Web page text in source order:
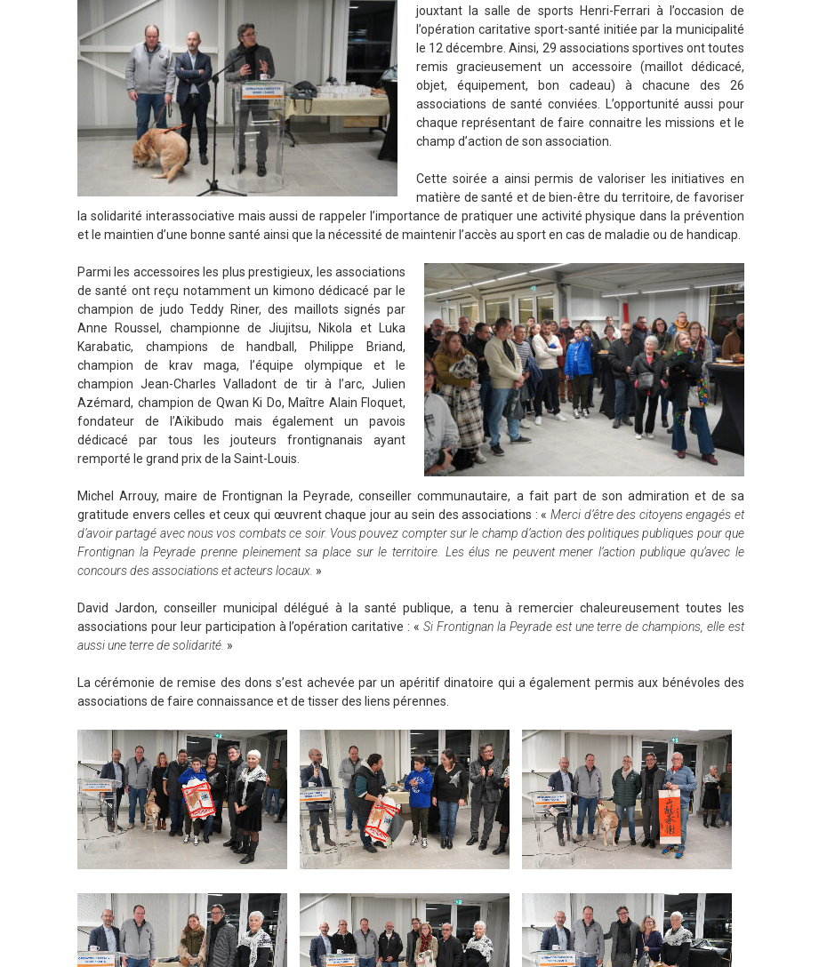
jouxtant la salle de sports Henri-Ferrari à l’occasion de
l’opération caritative sport-santé initiée par la municipalité
le 12 décembre. Ainsi, 29 associations sportives ont toutes
remis gracieusement un accessoire (maillot dédicacé,
objet, équipement, bon cadeau) à chacune des 26
associations de santé conviées. L’opportunité aussi pour
chaque représentant de faire connaitre les missions et le
champ d’action de son association.
Cette soirée a ainsi permis de valoriser les initiatives en
matière de santé et de bien-être du territoire, de favoriser
la solidarité interassociative mais aussi de rappeler l’importance de pratiquer une activité physique dans la prévention
et le maintien d’une bonne santé ainsi que la nécessité de maintenir l’accès au sport en cas de maladie ou de handicap.
Parmi les accessoires les plus prestigieux, les associations
de santé ont reçu notamment un kimono dédicacé par le
champion de judo Teddy Riner, des maillots signés par
Anne Roussel, championne de Jiujitsu, Nikola et Luka
Karabatic, champions de handball, Philippe Briand,
champion de krav maga, l’équipe olympique et le
champion Jean-Charles Valladont de tir à l’arc, Julien
Azémard, champion de Qwan Ki Do, Maître Alain Floquet,
fondateur de l’Aïkibudo mais également un pavois
dédicacé par tous les jouteurs frontignanais ayant
remporté le grand prix de la Saint-Louis.
Michel Arrouy, maire de Frontignan la Peyrade, conseiller communautaire, a fait part de son admiration et de sa
gratitude envers celles et ceux qui œuvrent chaque jour au sein des associations : « Merci d’être des citoyens engagés et
d’avoir partagé avec nous vos combats ce soir. Vous pouvez compter sur le champ d’action des politiques publiques pour que
Frontignan la Peyrade prenne pleinement sa place sur le territoire. Les élus ne peuvent mener l’action publique qu’avec le
concours des associations et acteurs locaux. »
David Jardon, conseiller municipal délégué à la santé publique, a tenu à remercier chaleureusement toutes les
associations pour leur participation à l’opération caritative : «Si Frontignan la Peyrade est une terre de champions, elle est
aussi une terre de solidarité. »
La cérémonie de remise des dons s’est achevée par un apéritif dinatoire qui a également permis aux bénévoles des
associations de faire connaissance et de tisser des liens pérennes.